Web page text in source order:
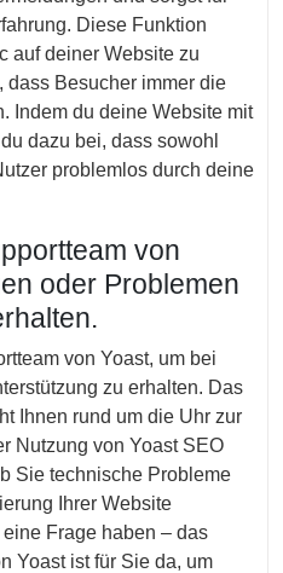
Diese Funktion
auf deiner Website zu
dass Besucher immer die
Indem du deine Website mit
dazu bei, dass sowohl
problemlos durch deine
von
oder Problemen
von Yoast, um bei
zu erhalten. Das
Ihnen rund um die Uhr zur
Nutzung von Yoast SEO
Sie technische Probleme
Ihrer Website
Frage haben – das
Yoast ist für Sie da, um